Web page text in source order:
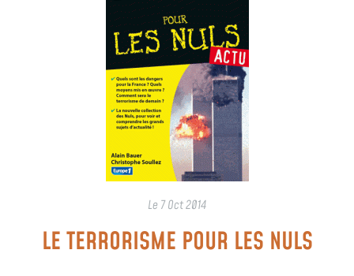
Le 7 Oct 2014
LE TERRORISME POUR LES NULS